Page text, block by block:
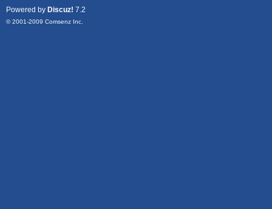
Powered by Discuz! 7.2
© 2001-2009 Comsenz Inc.